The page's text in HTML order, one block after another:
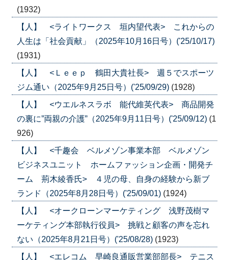
(1932)
【人】 <ライトワークス 垣内望代表> これからの
人生は「社会貢献」（2025年10月16日号）('25/10/17)
(1931)
【人】 <Ｌｅｅｐ 鶴田大貴社長> 週５でスポーツ
ジム通い（2025年9月25日号）('25/09/29) (1928)
【人】 <ウエルネスラボ 能代維英代表> 商品開発
の裏に”両親の介護”（2025年9月11日号）('25/09/12) (1
926)
【人】 <千趣会 ベルメゾン事業本部 ベルメゾン
ビジネスユニット ホームファッション企画・開発チ
ーム 荊木綾香氏> ４児の母、自身の経験から新ブ
ランド（2025年8月28日号）('25/09/01) (1924)
【人】 <オークローンマーケティング 浅野茂樹マ
ーケティング本部執行役員> 挑戦と顧客の声を忘れ
ない（2025年8月21日号）('25/08/28) (1923)
【人】 <エレコム 早崎良通販営業部部長> テニス